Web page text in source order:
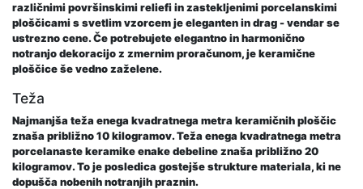
različnimi površinskimi reliefi in zastekljenimi porcelanskimi
ploščicami s svetlim vzorcem je eleganten in drag - vendar se
ustrezno cene. Če potrebujete elegantno in harmonično
notranjo dekoracijo z zmernim proračunom, je keramične
ploščice še vedno zaželene.
Teža
Najmanjša teža enega kvadratnega metra keramičnih ploščic
znaša približno 10 kilogramov. Teža enega kvadratnega metra
porcelanaste keramike enake debeline znaša približno 20
kilogramov. To je posledica gostejše strukture materiala, ki ne
dopušča nobenih notranjih praznin.